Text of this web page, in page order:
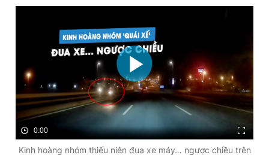
© 2003-2026 Bản quyền thuộc về Báo Thanh Niên. Cấm sao
chép dưới mọi hình thức nếu không có sự chấp thuận bằng văn
bản. Phát triển bởi ePi Technologies, JSC.
0:00
Kinh hoàng nhóm thiếu niên đua xe máy… ngược chiều trên